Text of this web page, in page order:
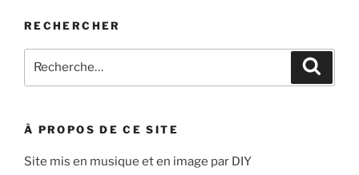
RECHERCHER
pour
À PROPOS DE CE SITE
Site mis en musique et en image par DIY